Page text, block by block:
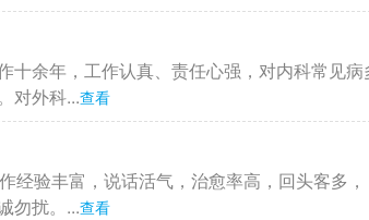
十余年，工作认真、责任心强，对内科常见病
对外科...查看
经验丰富，说话活气，治愈率高，回头客多，
勿扰。...查看